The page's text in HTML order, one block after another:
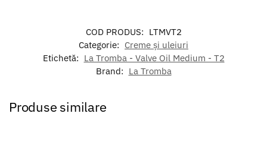
COD PRODUS: LTMVT2
Categorie: Creme și uleiuri
Etichetă: La Tromba - Valve Oil Medium - T2
Brand: La Tromba
Produse similare